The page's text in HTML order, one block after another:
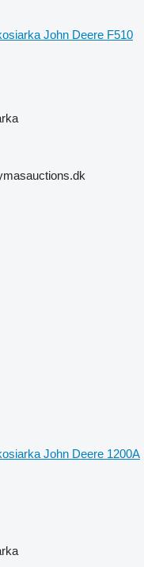
John Deere F510
John Deere 1200A